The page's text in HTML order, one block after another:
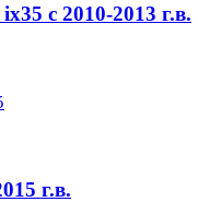
с 2010-2013 г.в.
г.в.